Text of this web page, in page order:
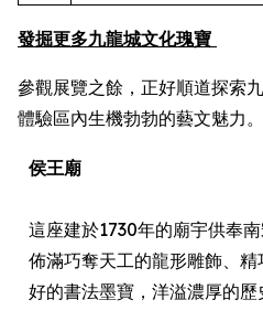
發掘更多九龍城文化瑰寶
參觀展覽之餘，正好順道探索
體驗區內生機勃勃的藝文魅力。
侯王廟
這座建於1730年的廟宇供奉
佈滿巧奪天工的龍形雕飾、
好的書法墨寶，洋溢濃厚的歷